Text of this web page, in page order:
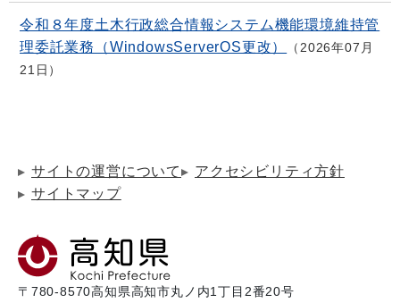
令和８年度土木行政総合情報システム機能環境維持管
理委託業務（WindowsServerOS更改）
2026年07月
21日
サイトの運営について
アクセシビリティ方針
サイトマップ
〒780-8570高知県高知市丸ノ内1丁目2番20号